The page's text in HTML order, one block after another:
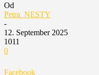
Od
Petra_NESTY
-
12. September 2025
1011
0
Facebook